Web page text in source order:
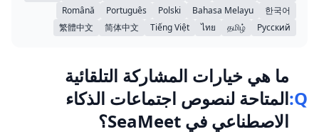
한국어
Bahasa Melayu
Polski
Português
Română
Русский
தமிழ்
ไทย
Tiếng Việt
简体中文
繁體中文
Q:
ما هي خيارات المشاركة التلقائية
المتاحة لنصوص اجتماعات الذكاء
الاصطناعي في SeaMeet؟